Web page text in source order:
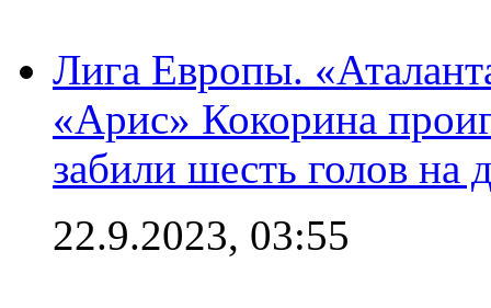
Лига Европы.
«Арис» Кокорина
забили шесть голов на
22.9.2023, 03:55